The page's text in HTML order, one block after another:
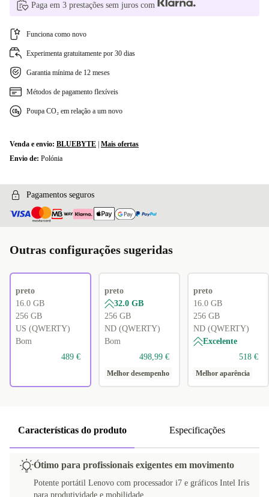
Paga em 3 prestações sem juros com
Funciona como novo
Experimenta gratuitamente por 30 dias
Garantia mínima de 12 meses
Métodos de pagamento flexíveis
Poupa CO₂ em relação a um novo
Venda e envio: BLUEBYTE Mais ofertas
Envio de: Polónia
Pagamentos seguros
Outras configurações sugeridas
preto
16.0 GB
256 GB
US (QWERTY)
Bom
489 €
preto
32.0 GB
256 GB
ND (QWERTY)
Bom
498,99 €
Melhor desempenho
preto
16.0 GB
256 GB
ND (QWERTY)
Excelente
518 €
Melhor aparência
Características do produto Especificações
Ótimo para profissionais exigentes em movimento
Potente portátil Lenovo com processador i7 e gráficos Intel Iris
para produtividade e mobilidade.